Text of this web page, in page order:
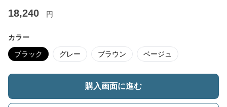
18,240 円
カラー
ブラック グレー ブラウン ベージュ
購入画面に進む